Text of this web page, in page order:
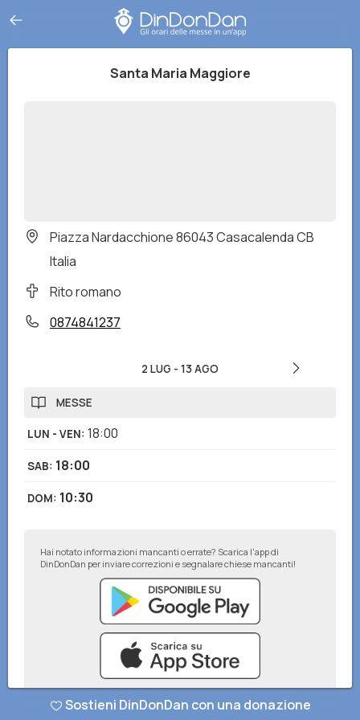
Santa Maria Maggiore
Piazza Nardacchione 86043 Casacalenda CB
Italia
Rito romano
0874841237
2 LUG - 13 AGO
MESSE
LUN - VEN: 18:00
SAB: 18:00
DOM: 10:30
Hai notato informazioni mancanti o errate? Scarica l'app di
DinDonDan per inviare correzioni e segnalare chiese mancanti!
Sostieni DinDonDan con una donazione